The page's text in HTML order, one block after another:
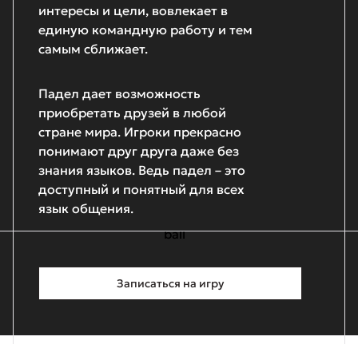
интересы и цели, вовлекает в
единую командную работу и тем
самым сближает.
Падел дает возможность
приобретать друзей в любой
стране мира. Игроки прекрасно
понимают друг друга даже без
знания языков. Ведь падел – это
доступный и понятный для всех
язык общения.
Записаться на игру